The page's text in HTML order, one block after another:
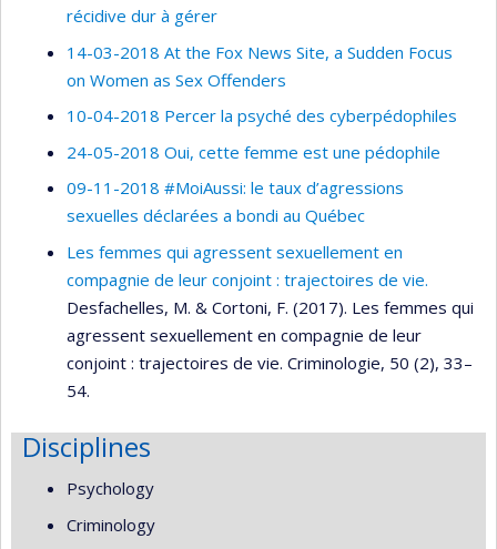
récidive dur à gérer
14-03-2018 At the Fox News Site, a Sudden Focus
on Women as Sex Offenders
10-04-2018 Percer la psyché des cyberpédophiles
24-05-2018 Oui, cette femme est une pédophile
09-11-2018 #MoiAussi: le taux d’agressions
sexuelles déclarées a bondi au Québec
Les femmes qui agressent sexuellement en
compagnie de leur conjoint : trajectoires de vie.
Desfachelles, M. & Cortoni, F. (2017). Les femmes qui
agressent sexuellement en compagnie de leur
conjoint : trajectoires de vie. Criminologie, 50 (2), 33–
54.
Disciplines
Psychology
Criminology